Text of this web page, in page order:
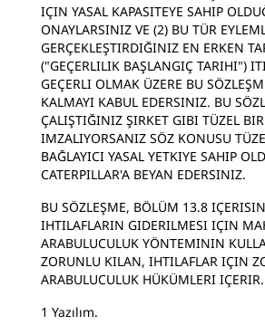
IÇIN YASAL KAPASITEYE SAHIP
ONAYLARSINIZ VE (2) BU TÜR
GERÇEKLEŞTIRDIĞINIZ EN ERKEN
("GEÇERLILIK BAŞLANGIÇ TARIHI")
GEÇERLI OLMAK ÜZERE BU
KALMAYI KABUL EDERSINIZ. BU
ÇALIŞTIĞINIZ ŞIRKET GIBI TÜZEL
IMZALIYORSANIZ SÖZ KONUSU
BAĞLAYICI YASAL YETKIYE SAHIP
CATERPILLAR'A BEYAN EDERSINIZ.
BU SÖZLEŞME, BÖLÜM 13.8
IHTILAFLARIN GIDERILMESI IÇIN
ARABULUCULUK YÖNTEMININ
ZORUNLU KILAN, IHTILAFLAR IÇIN
ARABULUCULUK HÜKÜMLERI IÇERIR.
1 Yazılım.